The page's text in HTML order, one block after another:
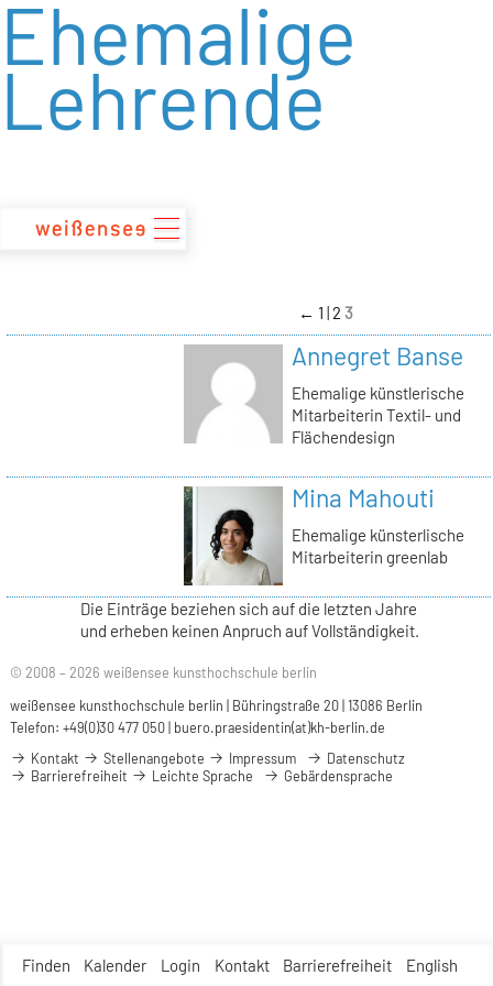
zum
Inhalt
Finden Kalender Login Kontakt Barrierefreiheit English
Ehemalige
Lehrende
← 1 23
Annegret Banse
Ehemalige künstlerische
Mitarbeiterin Textil- und
Flächendesign
Mina Mahouti
Ehemalige künsterlische
Mitarbeiterin greenlab
Die Einträge beziehen sich auf die letzten Jahre
und erheben keinen Anpruch auf Vollständigkeit.
© 2008 – 2026 weißensee kunsthochschule berlin
weißensee kunsthochschule berlin | Bühringstraße 20 | 13086 Berlin
Telefon: +49(0)30 477 050 | buero.praesidentin(at)kh-berlin.de
Kontakt
Stellenangebote Impressum
Datenschutz
Barrierefreiheit
Leichte Sprache Gebärdensprache